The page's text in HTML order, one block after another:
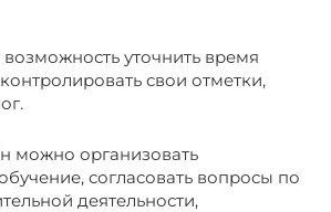
уточнить время
свои отметки,
можно организовать
согласовать вопросы по
деятельности,